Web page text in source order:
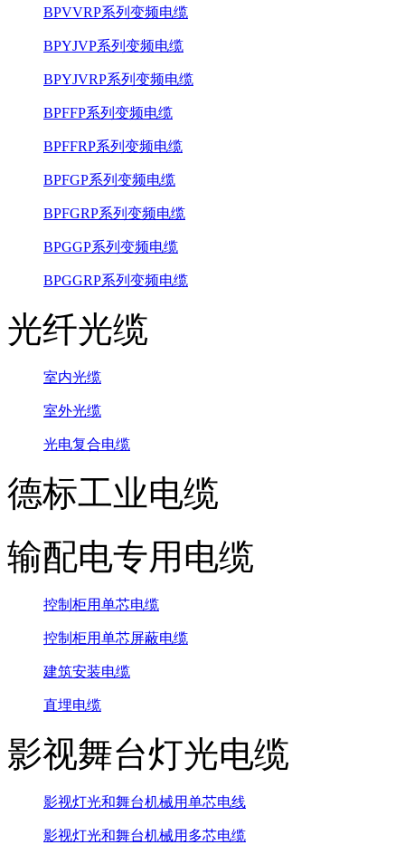
BPVVRP系列变频电缆
BPYJVP系列变频电缆
BPYJVRP系列变频电缆
BPFFP系列变频电缆
BPFFRP系列变频电缆
BPFGP系列变频电缆
BPFGRP系列变频电缆
BPGGP系列变频电缆
BPGGRP系列变频电缆
光纤光缆
室内光缆
室外光缆
光电复合电缆
德标工业电缆
输配电专用电缆
控制柜用单芯电缆
控制柜用单芯屏蔽电缆
建筑安装电缆
直埋电缆
影视舞台灯光电缆
影视灯光和舞台机械用单芯电线
影视灯光和舞台机械用多芯电缆